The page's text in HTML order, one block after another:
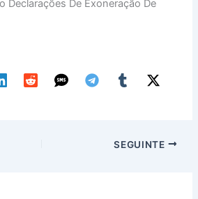
Declarações De Exoneração De
SEGUINTE